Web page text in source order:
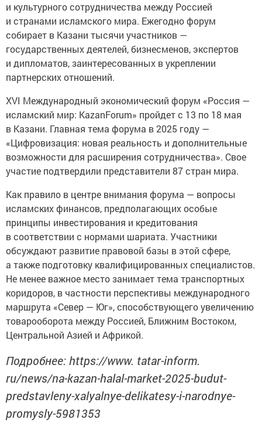
и культурного сотрудничества между Россией
и странами исламского мира. Ежегодно форум
собирает в Казани тысячи участников —
государственных деятелей, бизнесменов, экспертов
и дипломатов, заинтересованных в укреплении
партнерских отношений.
XVI Международный экономический форум «Россия —
исламский мир: KazanForum» пройдет с 13 по 18 мая
в Казани. Главная тема форума в 2025 году —
«Цифровизация: новая реальность и дополнительные
возможности для расширения сотрудничества». Свое
участие подтвердили представители 87 стран мира.
Как правило в центре внимания форума — вопросы
исламских финансов, предполагающих особые
принципы инвестирования и кредитования
в соответствии с нормами шариата. Участники
обсуждают развитие правовой базы в этой сфере,
а также подготовку квалифицированных специалистов.
Не менее важное место занимает тема транспортных
коридоров, в частности перспективы международного
маршрута «Север — Юг», способствующего увеличению
товарооборота между Россией, Ближним Востоком,
Центральной Азией и Африкой.
Подробнее: https://www. tatar-inform.
ru/news/na-kazan-halal-market-2025-budut-
predstavleny-xalyalnye-delikatesy-i-narodnye-
promysly-5981353